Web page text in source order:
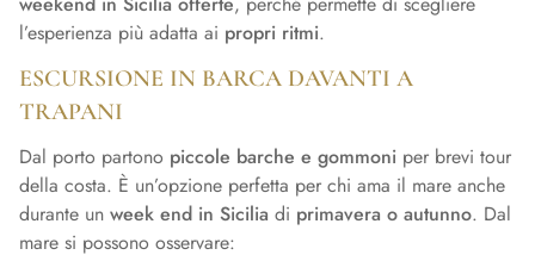
l’esperienza più adatta ai propri ritmi.
ESCURSIONE IN BARCA DAVANTI A
TRAPANI
Dal porto partono piccole barche e gommoni per brevi tour
della costa. È un’opzione perfetta per chi ama il mare anche
durante un week end in Sicilia di primavera o autunno. Dal
mare si possono osservare: